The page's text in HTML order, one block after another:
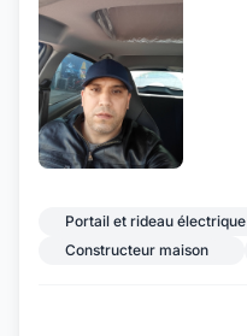
Portail et rideau électrique
Constructeur maison